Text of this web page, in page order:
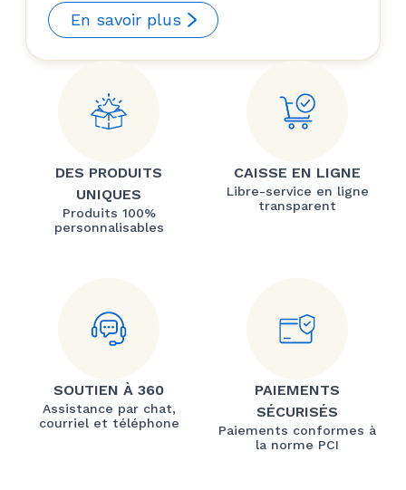
En savoir plus
DES PRODUITS
UNIQUES
Produits 100%
personnalisables
CAISSE EN LIGNE
Libre-service en ligne
transparent
SOUTIEN À 360
Assistance par chat,
courriel et téléphone
PAIEMENTS
SÉCURISÉS
Paiements conformes à
la norme PCI